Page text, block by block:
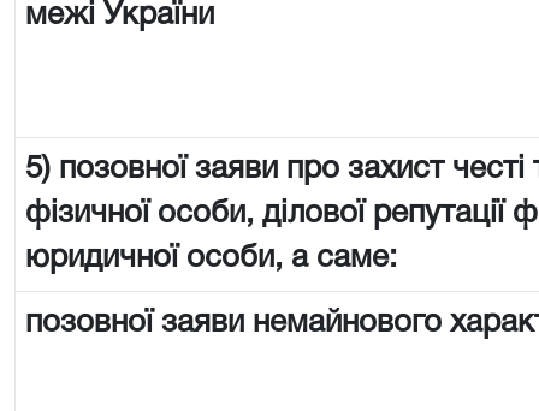
межі України
5) позовної заяви про захист честі
фізичної особи, ділової репутації
юридичної особи, а саме:
позовної заяви немайнового